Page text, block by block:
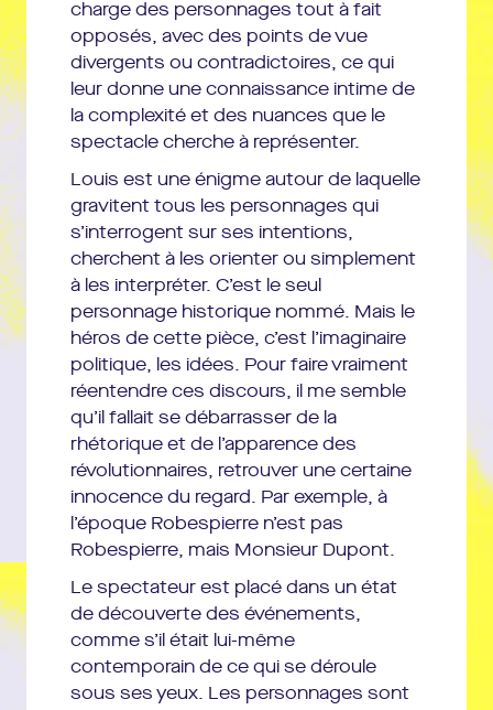
PRODUCTION : Compagnie Louis Brouillard
COPRODUCTION : Nanterre-Amandiers/Centre Dramatique
National, Le MANEGE-MONS/Scène transfrontalière de création et
de diffusion, Mons 2015/Capitale européenne de la Culture,
Théâtre National/Bruxelles, ESACT/Liège, Les Théâtres de la Ville
Filature/Scène nationale de Mulhouse, Espace Malraux/Scène
nationale de Chambéry et de la Savoie, Théâtre du Nord/CDN Lille-
Tourcoing-Nord-Pas-de-Calais, FACM/Festival théâtral du Val d’Oise,
L’Apostrophe/Scène nationale de Cergy-Pontoise et du Val d’Oise,
Mostra Internacional de Teatro de São Paulo et SESC São Paulo,
Théâtre français du Centre national des Arts du Canada/Ottawa,
Théâtre National Populaire/Villeurbanne et Célestins/Théâtre de
Lyon, Le Volcan/Scène nationale du Havre, Le Rive Gauche/Scène
conventionnée de St Etienne du Rouvray, Bonlieu/Scène nationale
d’Annecy, le Grand T/Théâtre de Loire-Atlantique Nantes.
Avec le soutien de la SACD et d’Arcadi Île-de-France.
Les répétitions de Ça ira (1) Fin de Louis ont été accueillies à
Nanterre-Amandiers, au CNCDC Châteauvallon, à l’ESACT/La
Théâtre des Bouffes du Nord, à la Commune/Centre dramatique
national d’Aubervilliers.
Création le 16 septembre 2015 au Manège-Mons, dans le cadre de
Mons 2015 – Capitale européenne de la culture.
charge des personnages tout à fait
opposés, avec des points de vue
divergents ou contradictoires, ce qui
leur donne une connaissance intime de
la complexité et des nuances que le
spectacle cherche à représenter.
Louis est une énigme autour de laquelle
gravitent tous les personnages qui
s’interrogent sur ses intentions,
cherchent à les orienter ou simplement
à les interpréter. C’est le seul
personnage historique nommé. Mais le
héros de cette pièce, c’est l’imaginaire
politique, les idées. Pour faire vraiment
réentendre ces discours, il me semble
qu’il fallait se débarrasser de la
rhétorique et de l’apparence des
révolutionnaires, retrouver une certaine
innocence du regard. Par exemple, à
l’époque Robespierre n’est pas
Robespierre, mais Monsieur Dupont.
Le spectateur est placé dans un état
de découverte des événements,
comme s’il était lui-même
contemporain de ce qui se déroule
sous ses yeux. Les personnages sont